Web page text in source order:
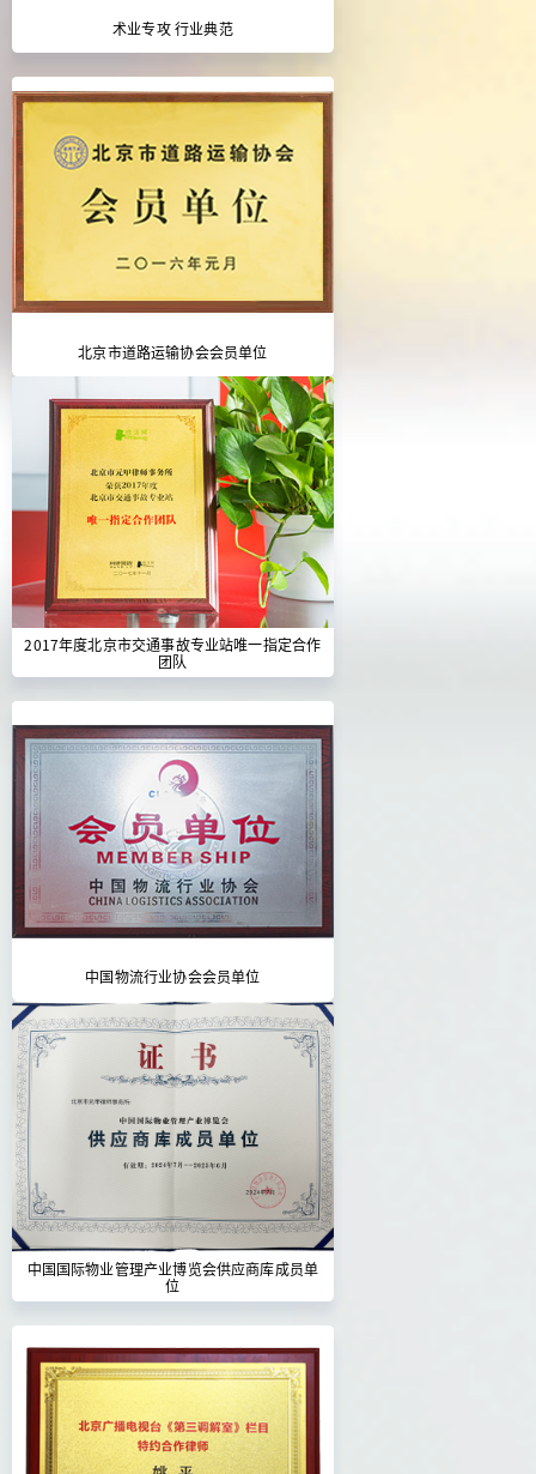
术业专攻 行业典范
北京市道路运输协会会员单位
2017年度北京市交通事故专业站唯一指定合作
团队
中国物流行业协会会员单位
中国国际物业管理产业博览会供应商库成员单
位